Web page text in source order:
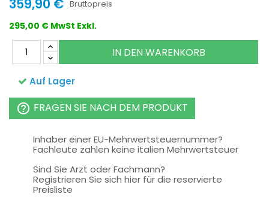
359,90 € Bruttopreis
295,00 € MwSt Exkl.
IN DEN WARENKORB
Auf Lager
help_outline FRAGEN SIE NACH DEM PRODUKT
Inhaber einer EU-Mehrwertsteuernummer?
Fachleute zahlen keine italien Mehrwertsteuer
Sind Sie Arzt oder Fachmann?
Registrieren Sie sich hier für die reservierte
Preisliste